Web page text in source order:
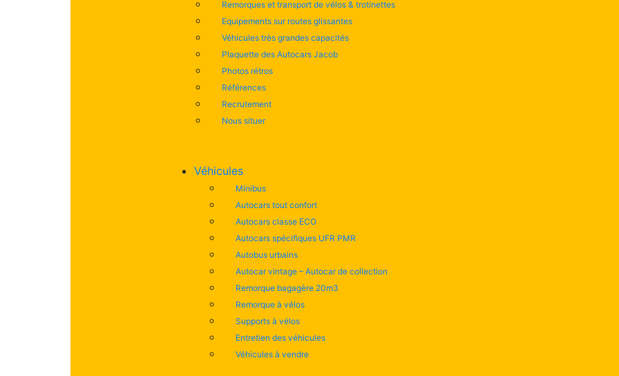
Remorques et transport de vélos & trotinettes
Equipements sur routes glissantes
Véhicules très grandes capacités
Plaquette des Autocars Jacob
Photos rétros
Références
Recrutement
Nous situer
Véhicules
Minibus
Autocars tout confort
Autocars classe ECO
Autocars spécifiques UFR PMR
Autobus urbains
Autocar vintage – Autocar de collection
Remorque bagagère 20m3
Remorque à vélos
Supports à vélos
Entretien des véhicules
Véhicules à vendre